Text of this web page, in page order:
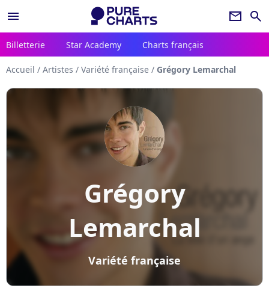
menu newsletter search
Billetterie Star Academy Charts français
Accueil / Artistes / Variété française / Grégory Lemarchal
Grégory
Lemarchal
Variété française